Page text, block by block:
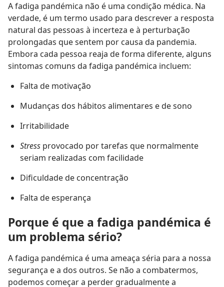
A fadiga pandémica não é uma condição médica. Na
verdade, é um termo usado para descrever a resposta
natural das pessoas à incerteza e à perturbação
prolongadas que sentem por causa da pandemia.
Embora cada pessoa reaja de forma diferente, alguns
sintomas comuns da fadiga pandémica incluem:
Falta de motivação
Mudanças dos hábitos alimentares e de sono
Irritabilidade
Stress provocado por tarefas que normalmente
seriam realizadas com facilidade
Dificuldade de concentração
Falta de esperança
Porque é que a fadiga pandémica é
um problema sério?
A fadiga pandémica é uma ameaça séria para a nossa
segurança e a dos outros. Se não a combatermos,
podemos começar a perder gradualmente a